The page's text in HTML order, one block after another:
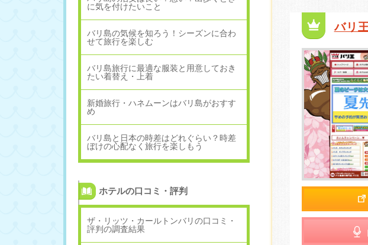
に気を付けたいこと
バリ島の気候を知ろう！シーズンに合わ
せて旅行を楽しむ
バリ島旅行に最適な服装と用意しておき
たい着替え・上着
新婚旅行・ハネムーンはバリ島がおすす
め
バリ島と日本の時差はどれぐらい？時差
ぼけの心配なく旅行を楽しもう
ホテルの口コミ・評判
ザ・リッツ・カールトンバリの口コミ・
評判の調査結果
バリ